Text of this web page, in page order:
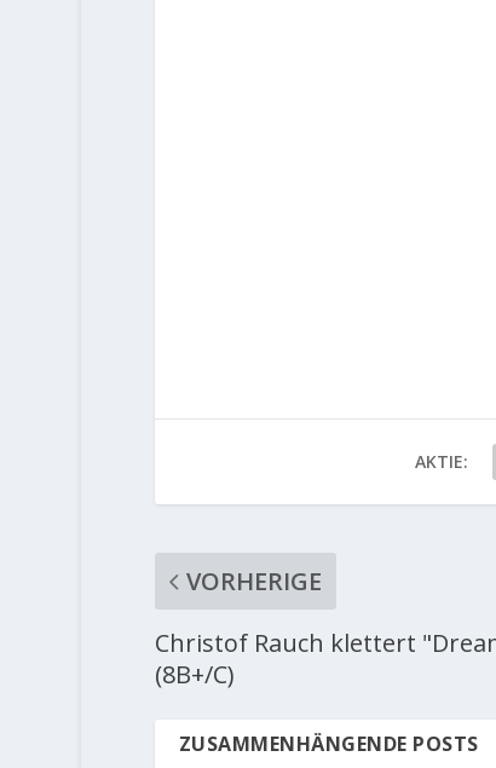
AKTIE:
VORHERIGE
Christof Rauch klettert
(8B+/C)
ZUSAMMENHÄNGENDE POSTS